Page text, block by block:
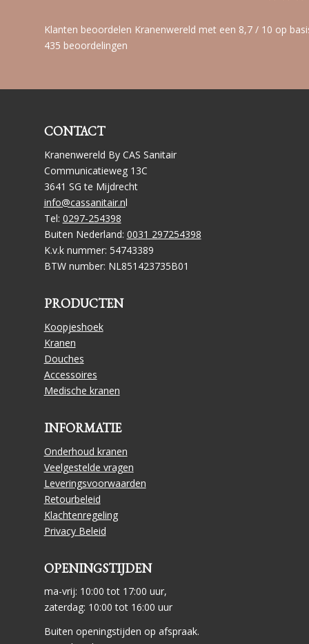
Klanten beoordelen Kranenwereld met een 8,7 / 10 op
435 beoordelingen
CONTACT
Kranenwereld By CAS Sanitair
Communicatieweg 13C
3641 SG te Mijdrecht
info@cassanitair.nl
Tel: 0297-254398
Buiten Nederland: 0031 297254398
K.v.k nummer: 54743389
BTW number: NL851423735B01
PRODUCTEN
Koopjeshoek
Kranen
Douches
Accessoires
Medische kranen
INFORMATIE
Onderhoud kranen
Veelgestelde vragen
Leveringsvoorwaarden
Retourbeleid
Klachtenregeling
Privacy Beleid
OPENINGSTIJDEN
ma-vrij: 10:00 tot 17:00 uur,
zaterdag: 10:00 tot 16:00 uur
Buiten openingstijden op afspraak.